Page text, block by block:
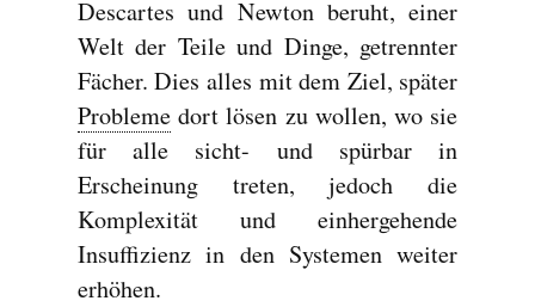
Descartes und Newton beruht, einer
Welt der Teile und Dinge, getrennter
Fächer. Dies alles mit dem Ziel, später
Problemedort lösen zu wollen, wo sie
für alle sicht- und spürbar in
Erscheinung treten, jedoch die
Komplexität und einhergehende
Insuffizienz in den Systemen weiter
erhöhen.